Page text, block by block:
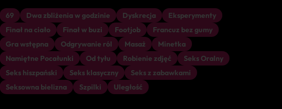
69 Dwa zbliżenia w godzinie Dyskrecja
Eksperymenty
Finał na ciało
Finał w buzi Footjob
Francuz bez gumy
Gra wstępna
Odgrywanie ról Masaż
Minetka
Namiętne Pocałunki
Od tyłu Robienie zdjęć
Seks Oralny
Seks hiszpański
Seks klasyczny
Seks z zabawkami
Seksowna bielizna
Szpilki Uległość